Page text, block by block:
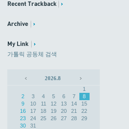
가톨릭 공동체 검색
2026.8
1
2
3 4 5 6 7
8
9
10 11 12 13 14
15
16
17 18 19 20 21
22
23
24 25 26 27 28
29
30
31